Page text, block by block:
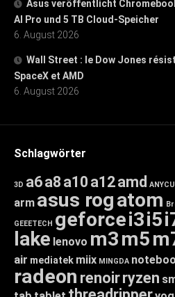
Asus veröffentlicht
AI Pro und 5 TB Cloud-Speicher
6. August 2026
Wall Street : le Dow Jones
SpaceX et AMD
6. August 2026
Schlagwörter
3D a6a8 a10 a12amd
arm asus rogatom
GEEETECH geforcei3i5
lake lenovo m3m5
air mediatek miix MINGDA
radeon renoirryzen